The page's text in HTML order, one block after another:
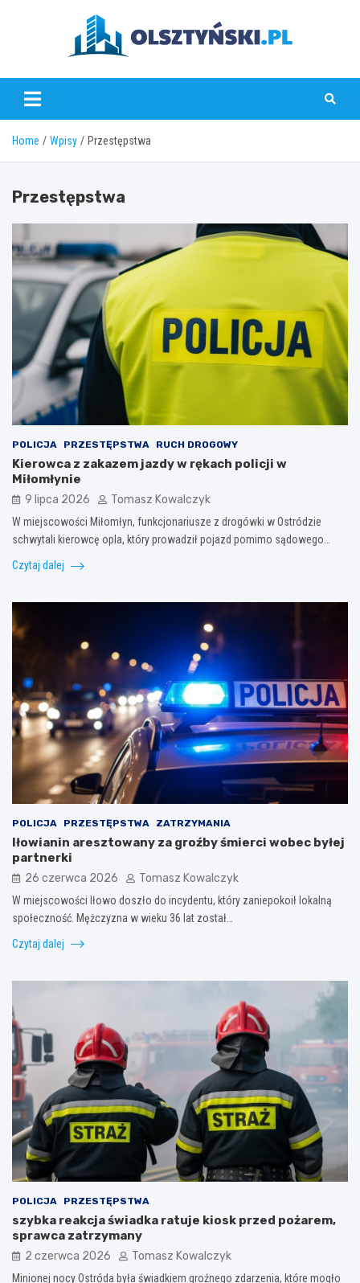
olsztynski.pl
Home Wpisy Przestępstwa
Przestępstwa
POLICJA PRZESTĘPSTWA RUCH DROGOWY
Kierowca z zakazem jazdy w rękach policji w
Miłomłynie
9 lipca 2026 Tomasz Kowalczyk
W miejscowości Miłomłyn, funkcjonariusze z drogówki w Ostródzie
schwytali kierowcę opla, który prowadził pojazd pomimo sądowego…
Czytaj dalej
POLICJA PRZESTĘPSTWA ZATRZYMANIA
Iłowianin aresztowany za groźby śmierci wobec byłej
partnerki
26 czerwca 2026 Tomasz Kowalczyk
W miejscowości Iłowo doszło do incydentu, który zaniepokoił lokalną
społeczność. Mężczyzna w wieku 36 lat został…
Czytaj dalej
POLICJA PRZESTĘPSTWA
szybka reakcja świadka ratuje kiosk przed pożarem,
sprawca zatrzymany
2 czerwca 2026 Tomasz Kowalczyk
Minionej nocy Ostróda była świadkiem groźnego zdarzenia, które mogło